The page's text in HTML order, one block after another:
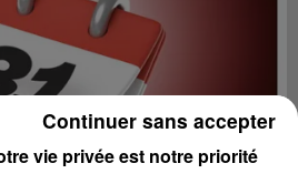
vie privée est notre priorité
Continuer sans accepter